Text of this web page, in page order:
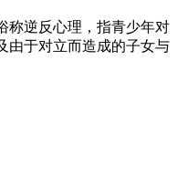
称逆反心理，指青少年对
由于对立而造成的子女与